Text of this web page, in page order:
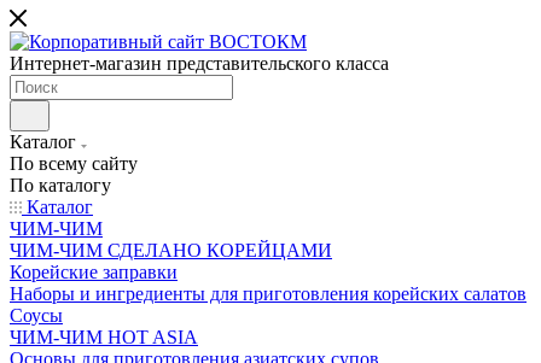
Интернет-магазин представительского класса
Каталог
По всему сайту
По каталогу
Каталог
ЧИМ-ЧИМ
ЧИМ-ЧИМ СДЕЛАНО КОРЕЙЦАМИ
Корейские заправки
Наборы и ингредиенты для приготовления корейских салатов
Соусы
ЧИМ-ЧИМ HOT ASIA
Основы для приготовления азиатских супов